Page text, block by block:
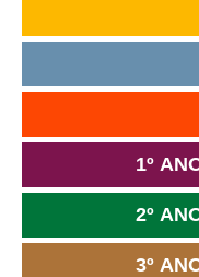
1º
2º
3º